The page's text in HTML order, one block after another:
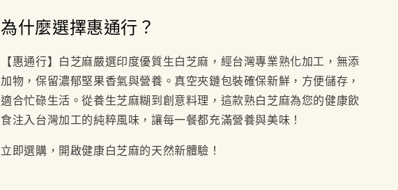
為什麼選擇惠通行？
【惠通行】白芝麻嚴選印度優質生白芝麻，經台灣專業熟化加工，無添
加物，保留濃郁堅果香氣與營養。真空夾鏈包裝確保新鮮，方便儲存，
適合忙碌生活。從養生芝麻糊到創意料理，這款熟白芝麻為您的健康飲
食注入台灣加工的純粹風味，讓每一餐都充滿營養與美味！
立即選購，開啟健康白芝麻的天然新體驗！